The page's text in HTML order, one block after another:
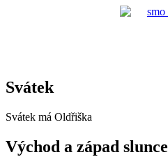
Svátek
Svátek má Oldřiška
Východ a západ slunce